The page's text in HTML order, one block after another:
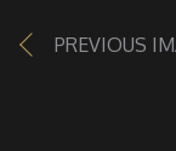
PREVIOUS